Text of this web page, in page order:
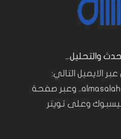
والتحليل...
الايميل التالي:
almasalahsources@gmail.com.. وعبر صفحة
وعلى تويتر